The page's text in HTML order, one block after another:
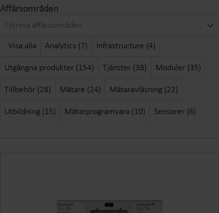
Affärsområden
Filtrera affärsområden
Visa alla
Analytics (7) Infrastructure (4)
Utgångna produkter (154) Tjänster (38) Moduler (35)
Tillbehör (28) Mätare (24) Mätaravläsning (22)
Utbildning (15) Mätarprogramvara (10) Sensorer (6)